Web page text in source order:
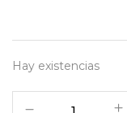
Hay existencias